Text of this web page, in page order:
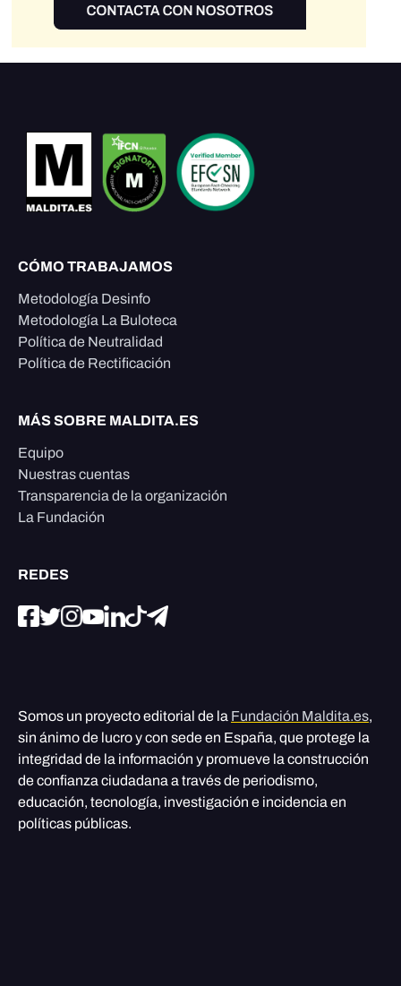
CÓMO TRABAJAMOS
Metodología Desinfo
Metodología La Buloteca
Política de Neutralidad
Política de Rectificación
MÁS SOBRE MALDITA.ES
Equipo
Nuestras cuentas
Transparencia de la organización
La Fundación
REDES
Somos un proyecto editorial de la Fundación Maldita.es,
sin ánimo de lucro y con sede en España, que protege la
integridad de la información y promueve la construcción
de confianza ciudadana a través de periodismo,
educación, tecnología, investigación e incidencia en
políticas públicas.